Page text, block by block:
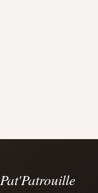
Pat'Patrouille